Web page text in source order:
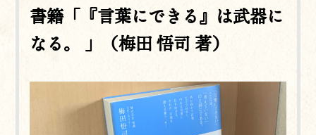
書籍「『言葉にできる』は武器に
なる。 」（梅田 悟司 著）